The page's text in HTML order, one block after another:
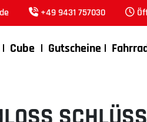
+49 9431 757030
Cube Gutscheine